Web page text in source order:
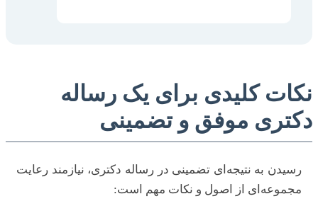
نکات کلیدی برای یک رساله
دکتری موفق و تضمینی
رسیدن به نتیجه‌ای تضمینی در رساله دکتری، نیازمند رعایت
مجموعه‌ای از اصول و نکات مهم است: